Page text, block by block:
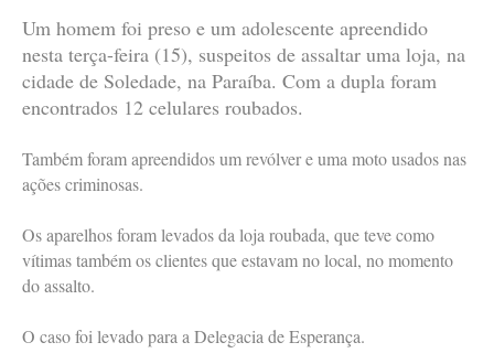
Um homem foi preso e um adolescente apreendido
nesta terça-feira (15), suspeitos de assaltar uma loja, na
cidade de Soledade, na Paraíba. Com a dupla foram
encontrados 12 celulares roubados.
Também foram apreendidos um revólver e uma moto usados nas
ações criminosas.
Os aparelhos foram levados da loja roubada, que teve como
vítimas também os clientes que estavam no local, no momento
do assalto.
O caso foi levado para a Delegacia de Esperança.